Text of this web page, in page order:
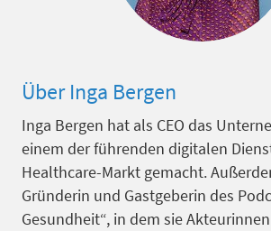
Über Inga Bergen
Inga Bergen hat als CEO das
einem der führenden digitalen
Healthcare-Markt gemacht.
Gründerin und Gastgeberin des
Gesundheit“, in dem sie